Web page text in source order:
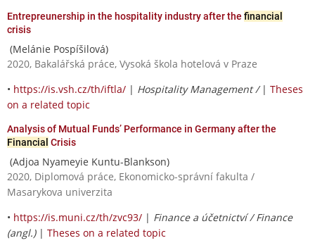
Entrepreunership in the hospitality industry after the financial
crisis
(Melánie Pospíšilová)
2020, Bakalářská práce, Vysoká škola hotelová v Praze
• https://is.vsh.cz/th/iftla/ | Hospitality Management / | Theses
on a related topic
Analysis of Mutual Funds’ Performance in Germany after the
Financial Crisis
(Adjoa Nyameyie Kuntu-Blankson)
2020, Diplomová práce, Ekonomicko-správní fakulta /
Masarykova univerzita
• https://is.muni.cz/th/zvc93/ | Finance a účetnictví / Finance
(angl.)| Theses on a related topic